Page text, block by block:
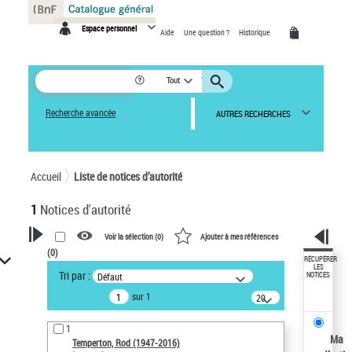
Espace personnel Aide Une question ? Historique
Tout
Recherche avancée AUTRES RECHERCHES
Accueil Liste de notices d’autorité
1 Notices d'autorité
VOTRE RECHERCHE
Recherche avancée dans les
notices d’autorité
Œuvres liées à l'auteur :
Temperton, Rod (1947-2016)
Voir la sélection (0) Ajouter à mes références
(0)
Tri par : Défaut
sur 1
20
résultats/page
1
Temperton, Rod (1947-2016)
RÉCUPÉRER
LES
NOTICES
Ma
Panneau de gestion des cookies